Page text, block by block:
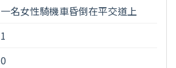
一名女性騎機車昏倒在平交道上
1
0